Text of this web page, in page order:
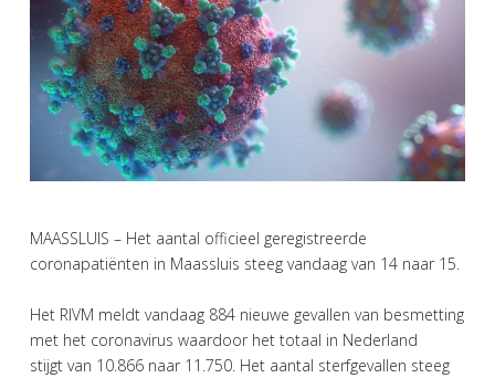
MAASSLUIS – Het aantal officieel geregistreerde
coronapatiënten in Maassluis steeg vandaag van 14 naar 15.
Het RIVM meldt vandaag 884 nieuwe gevallen van besmetting
met het coronavirus waardoor het totaal in Nederland
stijgt van 10.866 naar 11.750. Het aantal sterfgevallen steeg